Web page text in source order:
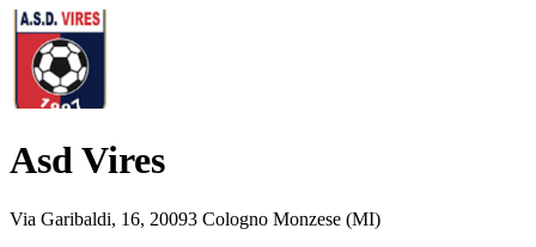
Asd Vires
Via Garibaldi, 16, 20093 Cologno Monzese (MI)